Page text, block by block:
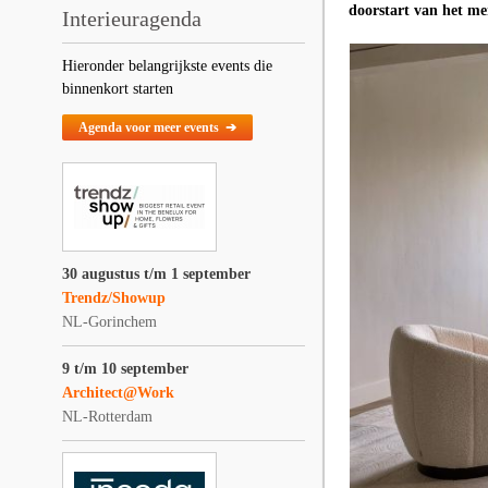
Interieuragenda
Hieronder belangrijkste events die
binnenkort starten
Agenda voor meer events ➔
30 augustus t/m 1 september
Trendz/Showup
NL-Gorinchem
9 t/m 10 september
Architect@Work
NL-Rotterdam
doorstart van het